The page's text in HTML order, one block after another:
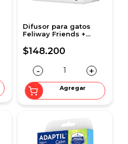
Difusor para gatos
Feliway Friends +
$148.200
- +
Agregar